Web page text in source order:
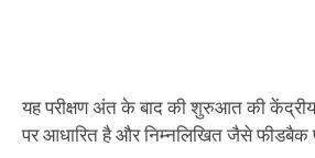
यह परीक्षण अंत के बाद की शुरुआत की
पर आधारित है और निम्नलिखित जैसे फीडबैक